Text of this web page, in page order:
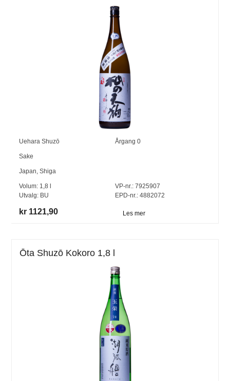
Uehara Shuzō Årgang 0
Sake
Japan,Shiga
Volum: 1,8
Utvalg: BU
VP-nr.:7925907
EPD-nr.: 4882072
kr 1121,90 Les mer
Ōta Shuzō Kokoro 1,8 l